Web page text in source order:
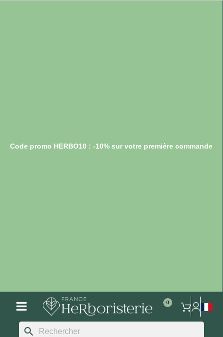
Code promo HERBO10 : -10% sur votre première commande
search